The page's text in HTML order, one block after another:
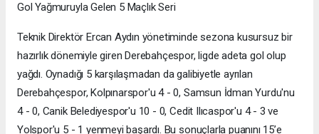
Gol Yağmuruyla Gelen 5 Maçlık Seri
Teknik Direktör Ercan Aydın yönetiminde sezona kusursuz bir
hazırlık dönemiyle giren Derebahçespor, ligde adeta gol olup
yağdı. Oynadığı 5 karşılaşmadan da galibiyetle ayrılan
Derebahçespor, Kolpınarspor'u 4 - 0, Samsun İdman Yurdu'nu
4 - 0, Canik Belediyespor'u 10 - 0, Cedit Ilıcaspor'u 4 - 3 ve
Yolspor'u 5 - 1 yenmeyi başardı. Bu sonuçlarla puanını 15’e